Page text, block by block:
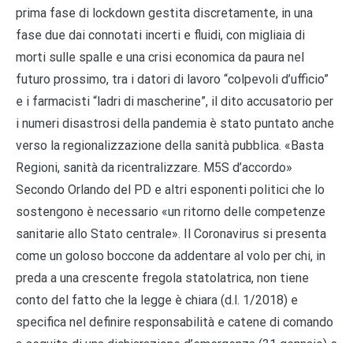
prima fase di lockdown gestita discretamente, in una
fase due dai connotati incerti e fluidi, con migliaia di
morti sulle spalle e una crisi economica da paura nel
futuro prossimo, tra i datori di lavoro “colpevoli d’ufficio”
e i farmacisti “ladri di mascherine”, il dito accusatorio per
i numeri disastrosi della pandemia è stato puntato anche
verso la regionalizzazione della sanità pubblica. «Basta
Regioni, sanità da ricentralizzare. M5S d’accordo»
Secondo Orlando del PD e altri esponenti politici che lo
sostengono è necessario «un ritorno delle competenze
sanitarie allo Stato centrale». Il Coronavirus si presenta
come un goloso boccone da addentare al volo per chi, in
preda a una crescente fregola statolatrica, non tiene
conto del fatto che la legge è chiara (d.l. 1/2018) e
specifica nel definire responsabilità e catene di comando